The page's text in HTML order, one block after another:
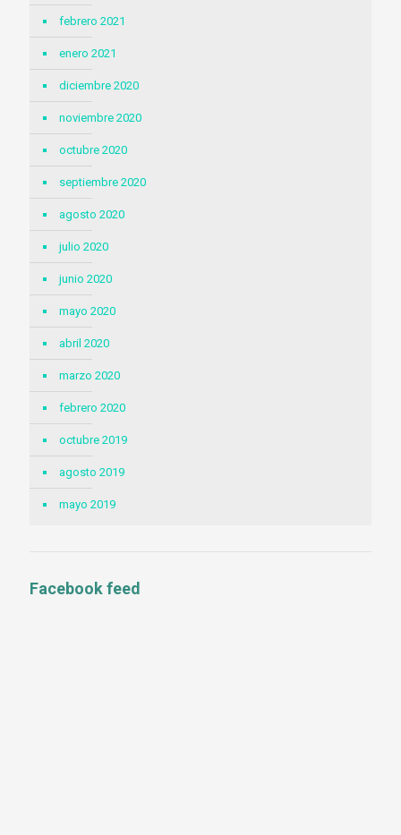
febrero 2021
enero 2021
diciembre 2020
noviembre 2020
octubre 2020
septiembre 2020
agosto 2020
julio 2020
junio 2020
mayo 2020
abril 2020
marzo 2020
febrero 2020
octubre 2019
agosto 2019
mayo 2019
Facebook feed